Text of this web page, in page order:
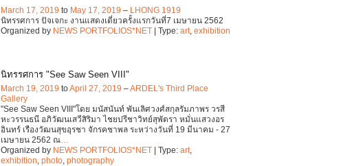
March 17, 2019 to May 17, 2019 – LHONG 1919
นิทรรศการ ปัจเจกะ งานแสดงเดี่ยวครั้งแรกวันที่7 เมษายน 2562
Organized by NEWS PORTFOLIOS*NET | Type: art, exhibition
นิทรรศการ "See Saw Seen VIII"
March 19, 2019 toApril 27, 2019 –ARDEL's Third Place
Gallery
"See Saw Seen VIII"โดย มนัสนันท์ พันเลิศวงศ์สกุลรัมภาพร วรสี
หะวรรนธนี อภิวัฒนเสวีสิริมา ไชยปรีชาวิทย์สุพัตรา หมั่นแสวงอร
อินทร์ เรืองวัฒนสุขอุรชา จักรคชาพล ระหว่างวันที่ 19 มีนาคม - 27
เมษายน 2562 ณ…
Organized by NEWS PORTFOLIOS*NET | Type: art,
exhibition, photo, photography